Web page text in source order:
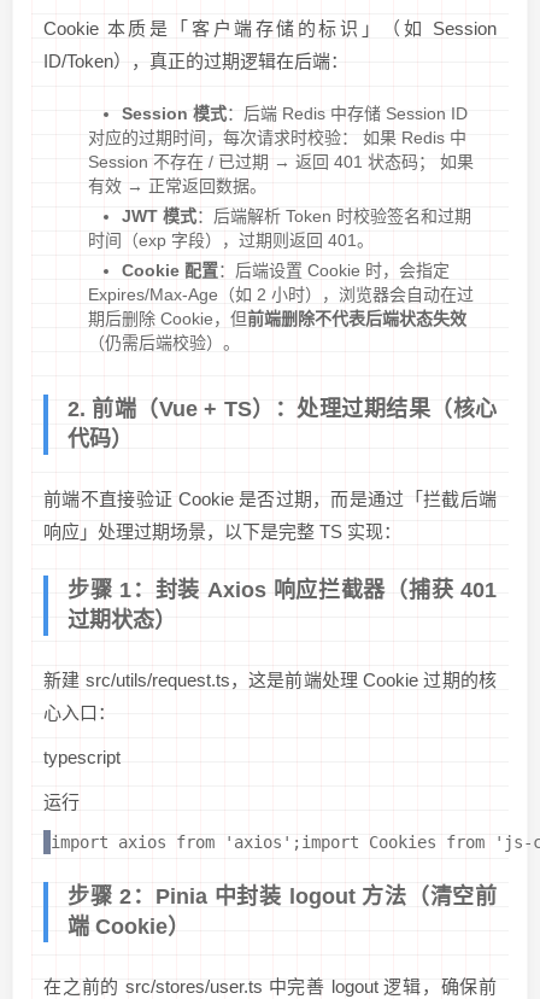
Cookie 本质是「客户端存储的标识」（如 Session
ID/Token），真正的过期逻辑在后端：
Session 模式：后端 Redis 中存储 Session ID
对应的过期时间，每次请求时校验： 如果 Redis 中
Session 不存在 / 已过期 → 返回 401 状态码； 如果
有效 → 正常返回数据。
JWT 模式：后端解析 Token 时校验签名和过期
时间（exp 字段），过期则返回 401。
Cookie 配置：后端设置 Cookie 时，会指定
Expires/Max-Age（如 2 小时），浏览器会自动在过
期后删除 Cookie，但前端删除不代表后端状态失效
（仍需后端校验）。
2. 前端（Vue + TS）：处理过期结果（核心
代码）
前端不直接验证 Cookie 是否过期，而是通过「拦截后端
响应」处理过期场景，以下是完整 TS 实现：
步骤 1：封装 Axios 响应拦截器（捕获 401
过期状态）
新建 src/utils/request.ts，这是前端处理 Cookie 过期的核
心入口：
typescript
运行
import axios from 'axios';import Cookies from 'js-
步骤 2：Pinia 中封装 logout 方法（清空前
端 Cookie）
在之前的 src/stores/user.ts 中完善 logout 逻辑，确保前